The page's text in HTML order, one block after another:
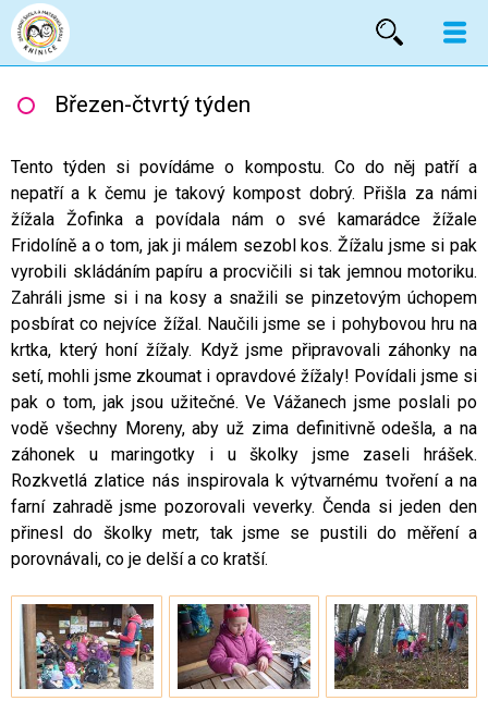
Březen-čtvrtý týden
Tento týden si povídáme o kompostu. Co do něj patří a
nepatří a k čemu je takový kompost dobrý. Přišla za námi
žížala Žofinka a povídala nám o své kamarádce žížale
Fridolíně a o tom, jak ji málem sezobl kos. Žížalu jsme si pak
vyrobili skládáním papíru a procvičili si tak jemnou motoriku.
Zahráli jsme si i na kosy a snažili se pinzetovým úchopem
posbírat co nejvíce žížal. Naučili jsme se i pohybovou hru na
krtka, který honí žížaly. Když jsme připravovali záhonky na
setí, mohli jsme zkoumat i opravdové žížaly! Povídali jsme si
pak o tom, jak jsou užitečné. Ve Vážanech jsme poslali po
vodě všechny Moreny, aby už zima definitivně odešla, a na
záhonek u maringotky i u školky jsme zaseli hrášek.
Rozkvetlá zlatice nás inspirovala k výtvarnému tvoření a na
farní zahradě jsme pozorovali veverky. Čenda si jeden den
přinesl do školky metr, tak jsme se pustili do měření a
porovnávali, co je delší a co kratší.